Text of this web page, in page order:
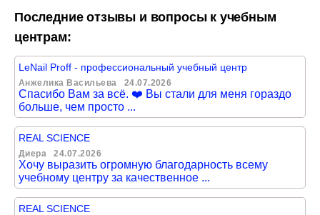
Последние отзывы и вопросы к учебным
центрам:
LeNail Proff - профессиональный учебный центр
Анжелика Васильева 24.07.2026
Спасибо Вам за всё. ❤️ Вы стали для меня гораздо
больше, чем просто ...
REAL SCIENCE
Диера 24.07.2026
Хочу выразить огромную благодарность всему
учебному центру за качественное ...
REAL SCIENCE